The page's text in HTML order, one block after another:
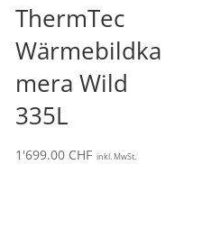
ThermTec
Wärmebildka
mera Wild
335L
1'699.00 CHF inkl. MwSt.